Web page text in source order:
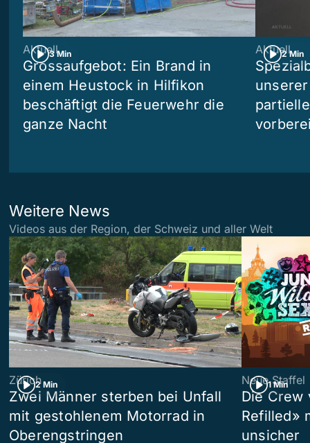
3 Min
Aktuell
Grossaufgebot: Ein Brand in
einem Heustock in Hilfikon
beschäftigt die Feuerwehr die
ganze Nacht
2 Min
Aktuell
Weitere News
Videos aus der Region, der Schweiz und aller Welt
2 Min
Zürich
Zwei Männer sterben bei Unfall
mit gestohlenem Motorrad in
Oberengstringen
1 Min
Neue Staffel
Die Crew
Refilled»
unsicher